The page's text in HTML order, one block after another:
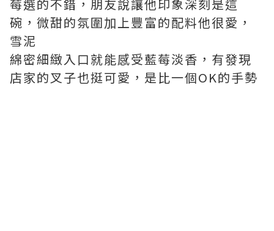
莓選的不錯，朋友說讓他印象深刻是這
碗，微甜的氛圍加上豐富的配料他很愛，
雪泥
綿密細緻入口就能感受藍莓淡香，有發現
店家的叉子也挺可愛，是比一個OK的手勢